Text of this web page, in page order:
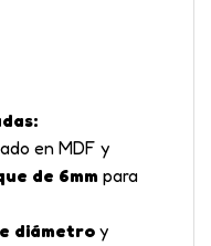
en MDF y
de 6mm para
diámetro y